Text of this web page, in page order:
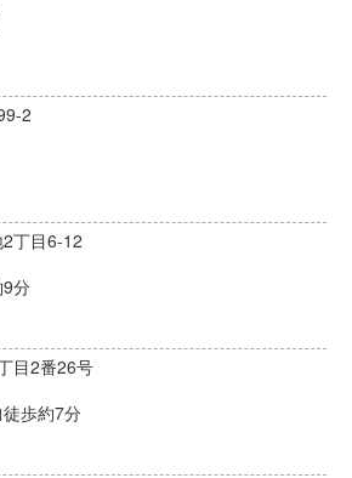
2
丁目6-12
9分
目2番26号
歩約7分